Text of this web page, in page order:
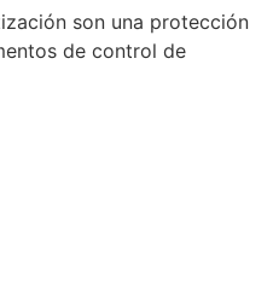
son una protección
de control de